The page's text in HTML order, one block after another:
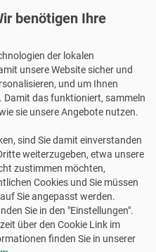
über Paypal
Layout sind urheberrechtlich
ausdrückliche, schriftliche
werden.
Fachshop - HERMA 15611 -
Luca auf dem Mond
benötigen Ihre
der lokalen
unsere Website sicher und
und um Ihnen
Damit das funktioniert, sammeln
sie unsere Angebote nutzen.
sind Sie damit einverstanden
weiterzugeben, etwa unsere
zustimmen möchten,
Cookies und Sie müssen
Sie angepasst werden.
Sie in den "Einstellungen".
über den Cookie Link im
finden Sie in unserer